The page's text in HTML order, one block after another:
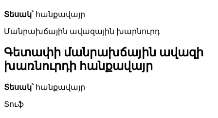
Տեսակ՝հանքավայր
Մանրախճային ավազային խարնուրդ
Գետափի մանրախճային ավազի
խառնուրդի հանքավայր
Տեսակ՝հանքավայր
Տուֆ